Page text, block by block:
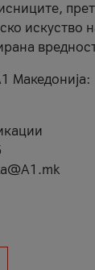
искуство
Македонија: